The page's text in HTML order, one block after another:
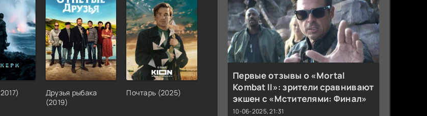
2017)
Друзья рыбака
(2019)
Почтарь (2025)
Первые отзывы о «Mortal
Kombat II»: зрители сравнивают
экшен с «Мстителями: Финал»
10-06-2025, 21:31